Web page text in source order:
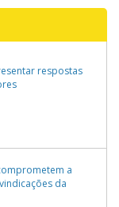
respostas
a
da